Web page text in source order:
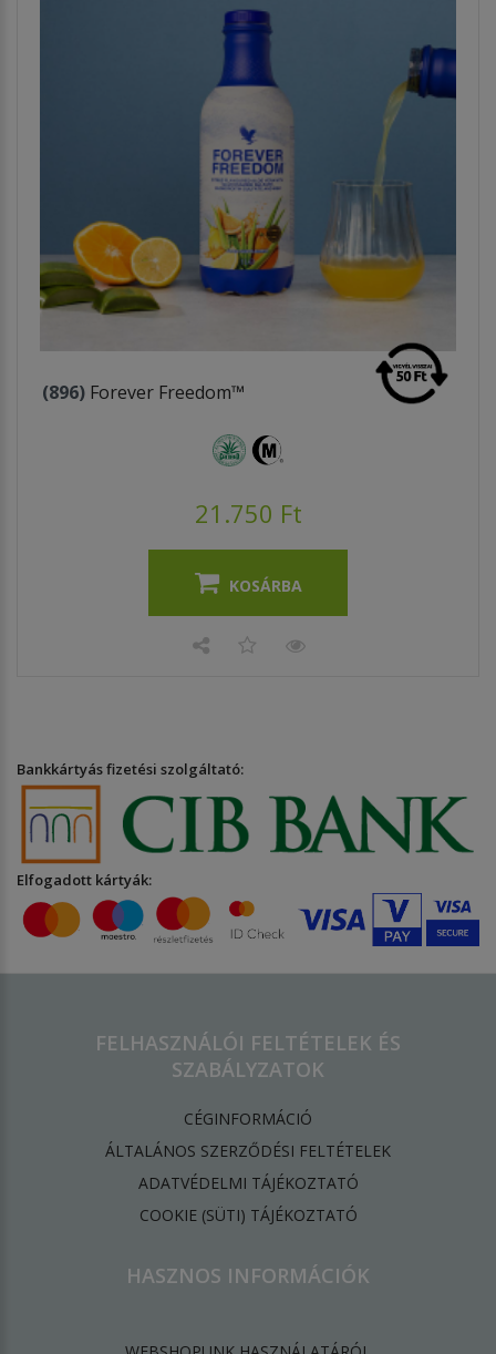
(896) Forever Freedom™
21.750 Ft
KOSÁRBA
Bankkártyás fizetési szolgáltató:
Elfogadott kártyák:
FELHASZNÁLÓI FELTÉTELEK ÉS
SZABÁLYZATOK
CÉGINFORMÁCIÓ
ÁLTALÁNOS SZERZŐDÉSI FELTÉTELEK
ADATVÉDELMI TÁJÉKOZTATÓ
​COOKIE (SÜTI) TÁJÉKOZTATÓ
HASZNOS INFORMÁCIÓK